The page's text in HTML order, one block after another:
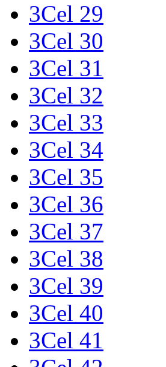
3Cel 29
3Cel 30
3Cel 31
3Cel 32
3Cel 33
3Cel 34
3Cel 35
3Cel 36
3Cel 37
3Cel 38
3Cel 39
3Cel 40
3Cel 41